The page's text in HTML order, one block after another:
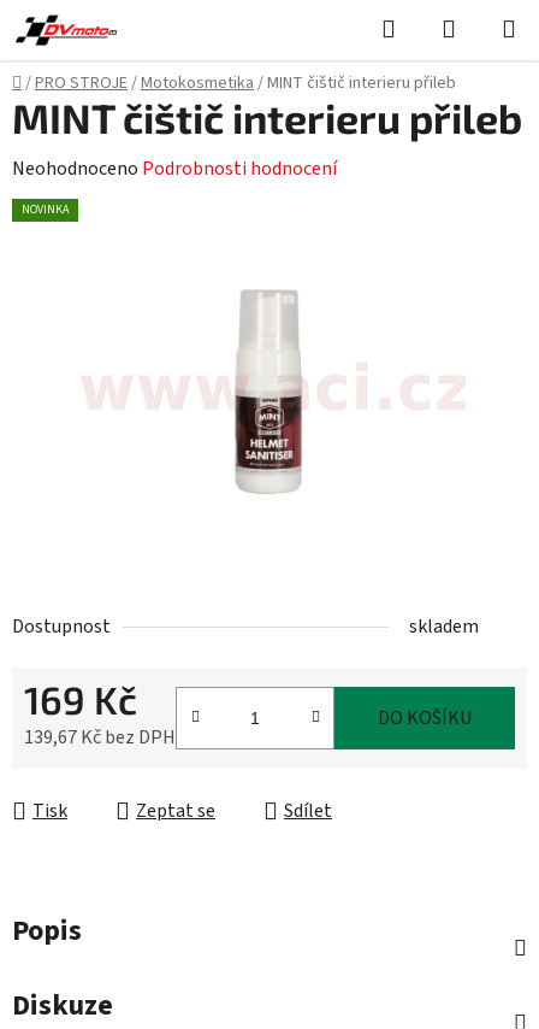
Přejít
na
obsah
Hledat
KOŠÍK
Domů
/PRO STROJE/Motokosmetika/MINT čištič interieru přileb
Dostupnost skladem
169 Kč
139,67 Kč bez DPH
DO KOŠÍKU
Tisk Zeptat se Sdílet
MINT čištič interieru přileb
Průměrné
hodnocení
hvězdiček.
Neohodnoceno Podrobnosti hodnocení
NOVINKA
Popis
Diskuze